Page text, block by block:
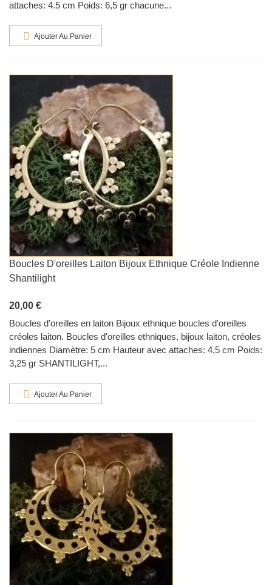
attaches: 4.5 cm Poids: 6,5 gr chacune...
Ajouter Au Panier
Boucles D'oreilles Laiton Bijoux Ethnique Créole Indienne
Shantilight
20,00 €
Boucles d'oreilles en laiton Bijoux ethnique boucles d'oreilles
créoles laiton. Boucles d'oreilles ethniques, bijoux laiton, créoles
indiennes Diamètre: 5 cm Hauteur avec attaches: 4,5 cm Poids:
3,25 gr SHANTILIGHT,...
Ajouter Au Panier